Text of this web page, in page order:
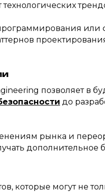
или
позволяет в
до
рынка и
дополнительное
которые могут не